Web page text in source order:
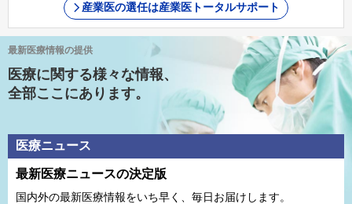
産業医の選任は産業医トータルサポート
最新医療情報の提供
医療に関する様々な情報、
全部ここにあります。
医療ニュース
最新医療ニュースの決定版
国内外の最新医療情報をいち早く、毎日お届けします。